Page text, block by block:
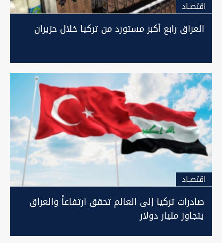
اقتصـاد
العراق رابع أكبر مستورد من تركيا خلال حزيران
اقتصـاد
صادرات تركيا إلى العالم تحقق ارتفاعاً والعراق
يتجاوز مليار دولار